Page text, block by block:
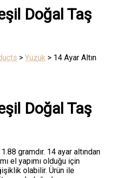
Doğal Taş
> Yüzük > 14 Ayar Altın
Doğal Taş
gramdır. 14 ayar altından
el yapımı olduğu için
olabilir. Ürün ile